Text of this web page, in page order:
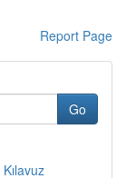
Report Page
Go